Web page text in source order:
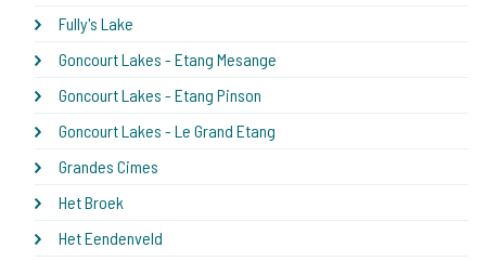
Fully's Lake
Goncourt Lakes - Etang Mesange
Goncourt Lakes - Etang Pinson
Goncourt Lakes - Le Grand Etang
Grandes Cimes
Het Broek
Het Eendenveld